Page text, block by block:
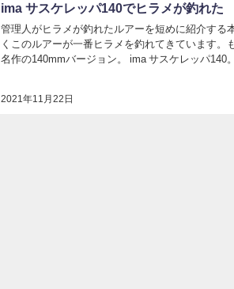
ima サスケレッパ140でヒラメが釣れた
2021年11月22日
管理人がヒラメが釣れたルアーを短めに紹介する
くこのルアーが一番ヒラメを釣れてきています
名作の140mmバージョン。 ima サスケレッパ140